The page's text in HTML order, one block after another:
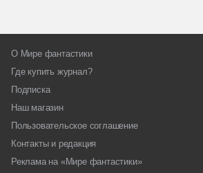
О Мире фантастики
Где купить журнал?
Подписка
Наш магазин
Пользовательское соглашение
Контакты и редакция
Реклама на «Мире фантастики»